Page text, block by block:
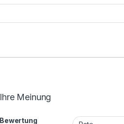
Ihre Meinung
Bewertung